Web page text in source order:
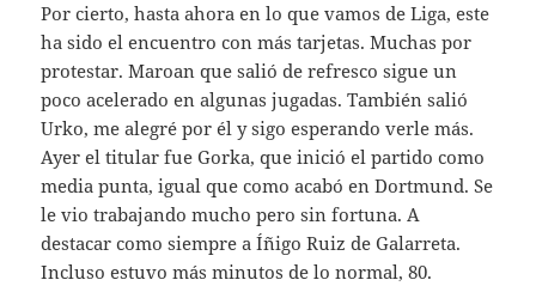
Por cierto, hasta ahora en lo que vamos de Liga, este
ha sido el encuentro con más tarjetas. Muchas por
protestar. Maroan que salió de refresco sigue un
poco acelerado en algunas jugadas. También salió
Urko, me alegré por él y sigo esperando verle más.
Ayer el titular fue Gorka, que inició el partido como
media punta, igual que como acabó en Dortmund. Se
le vio trabajando mucho pero sin fortuna. A
destacar como siempre a Íñigo Ruiz de Galarreta.
Incluso estuvo más minutos de lo normal, 80.